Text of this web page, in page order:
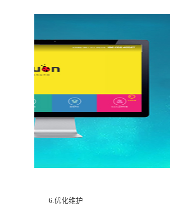
6.优化维护